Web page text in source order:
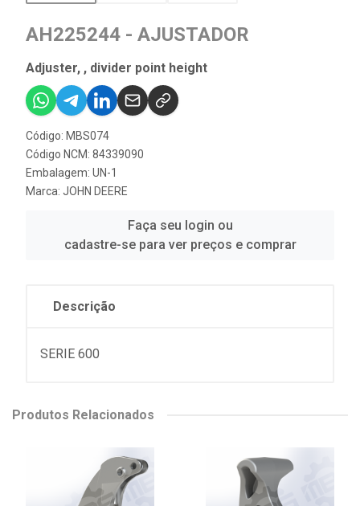
AH225244 - AJUSTADOR
Adjuster, , divider point height
Código: MBS074
Código NCM: 84339090
Embalagem: UN-1
Marca: JOHN DEERE
Faça seu login ou
cadastre-se para ver preços e comprar
Descrição
SERIE 600
Produtos Relacionados